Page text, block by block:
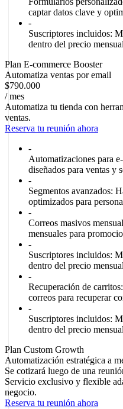
captar datos clave y
-
Suscriptores incluidos:
dentro del precio
Plan E-commerce Booster
Automatiza ventas por email
$790.000
/ mes
Automatiza tu tienda con
ventas.
Reserva tu reunión ahora
-
Automatizaciones para
diseñados para ventas y
-
Segmentos avanzados:
optimizados para
-
Correos masivos
mensuales para
-
Suscriptores incluidos:
dentro del precio
-
Recuperación de carritos:
correos para recuperar
-
Suscriptores incluidos:
dentro del precio
Plan Custom Growth
Automatización estratégica a
Se cotizará luego de una
Servicio exclusivo y flexible
negocio.
Reserva tu reunión ahora